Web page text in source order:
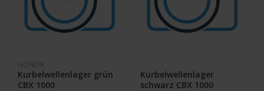
HONDA
Kurbelwellenlager grün
CBX 1000
Kurbelwellenlager
schwarz CBX 1000